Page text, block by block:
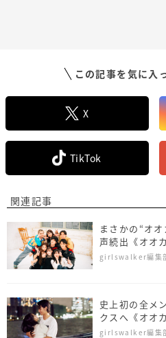
この記事を気に入
X
TikTok
関連記事
まさかの“オ
声続出《オオ
話~最終話ダイ
girlswalker編集
史上初の全メ
クスへ《オオ
話ダイジェスト
girlswalker編集